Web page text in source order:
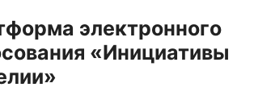
электронного
«Инициативы